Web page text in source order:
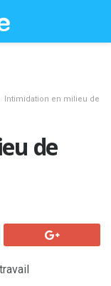
Intimidation en milieu de
de